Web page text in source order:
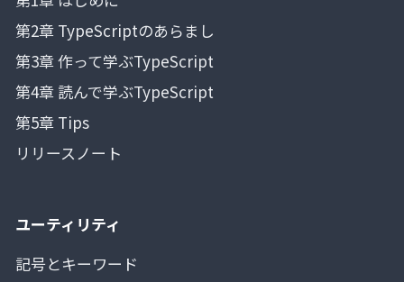
第2章 TypeScriptのあらまし
第3章 作って学ぶTypeScript
第4章 読んで学ぶTypeScript
第5章 Tips
リリースノート
ユーティリティ
記号とキーワード